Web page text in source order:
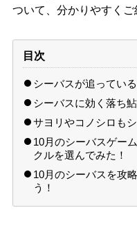
ついて、分かりやすくご
目次
シーバスが追ってい
シーバスに効く落ち
サヨリやコノシロも
10月のシーバスゲー
クルを選んでみた！
10月のシーバスを攻
う！